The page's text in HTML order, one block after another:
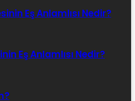
Eş Anlamlısı Nedir?
Eş Anlamlısı Nedir?